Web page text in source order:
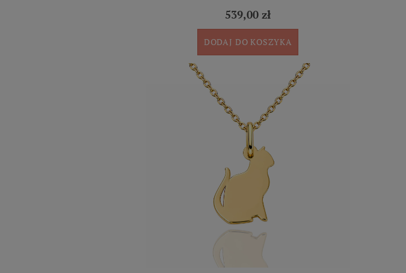
539,00 zł
DODAJ DO KOSZYKA